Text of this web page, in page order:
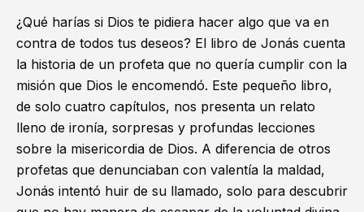
¿Qué harías si Dios te pidiera hacer algo que va en
contra de todos tus deseos? El libro de Jonás cuenta
la historia de un profeta que no quería cumplir con la
misión que Dios le encomendó. Este pequeño libro,
de solo cuatro capítulos, nos presenta un relato
lleno de ironía, sorpresas y profundas lecciones
sobre la misericordia de Dios. A diferencia de otros
profetas que denunciaban con valentía la maldad,
Jonás intentó huir de su llamado, solo para descubrir